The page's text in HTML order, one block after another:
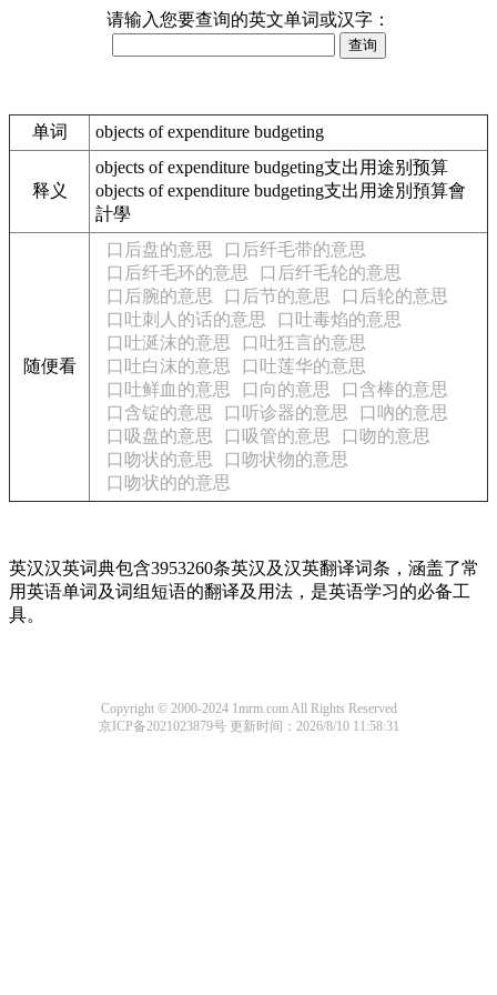
请输入您要查询的英文单词或汉字：
单词 objects of expenditure budgeting
释义
objects of expenditure budgeting支出用途别预算
objects of expenditure budgeting支出用途別預算會
計學
随便看
口后盘的意思
口后纤毛带的意思
口后纤毛环的意思
口后纤毛轮的意思
口后腕的意思
口后节的意思
口后轮的意思
口吐刺人的话的意思
口吐毒焰的意思
口吐涎沫的意思
口吐狂言的意思
口吐白沫的意思
口吐莲华的意思
口吐鲜血的意思
口向的意思
口含棒的意思
口含锭的意思
口听诊器的意思
口吶的意思
口吸盘的意思
口吸管的意思
口吻的意思
口吻状的意思
口吻状物的意思
口吻状的的意思
英汉汉英词典包含3953260条英汉及汉英翻译词条，涵盖了常
用英语单词及词组短语的翻译及用法，是英语学习的必备工
具。
Copyright © 2000-2024 1mrm.com All Rights Reserved
京ICP备2021023879号 更新时间：2026/8/10 11:58:31